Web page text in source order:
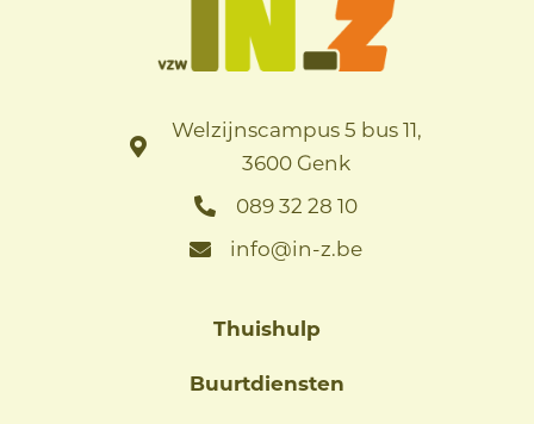
Welzijnscampus 5 bus 11,
3600 Genk
089 32 28 10
info@in-z.be
Thuishulp
Buurtdiensten